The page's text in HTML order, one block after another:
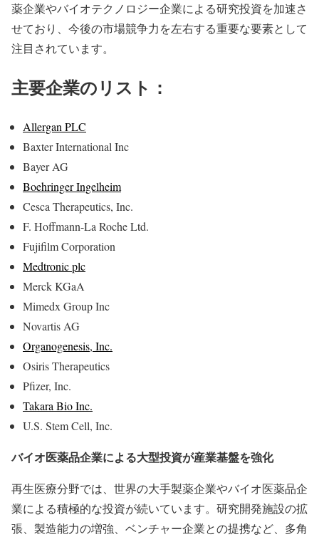
薬企業やバイオテクノロジー企業による研究投資を加速さ
せており、今後の市場競争力を左右する重要な要素として
注目されています。
主要企業のリスト：
Allergan PLC
Baxter International Inc
Bayer AG
Boehringer Ingelheim
Cesca Therapeutics, Inc.
F. Hoffmann-La Roche Ltd.
Fujifilm Corporation
Medtronic plc
Merck KGaA
Mimedx Group Inc
Novartis AG
Organogenesis, Inc.
Osiris Therapeutics
Pfizer, Inc.
Takara Bio Inc.
U.S. Stem Cell, Inc.
バイオ医薬品企業による大型投資が産業基盤を強化
再生医療分野では、世界の大手製薬企業やバイオ医薬品企
業による積極的な投資が続いています。研究開発施設の拡
張、製造能力の増強、ベンチャー企業との提携など、多角